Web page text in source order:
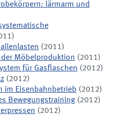
lärmarm und
(2011)
Möbelproduktion (2011)
für Gasflaschen (2012)
(2012)
im Eisenbahnbetrieb (2012)
Bewegungstraining (2012)
(2012)